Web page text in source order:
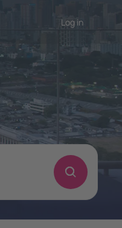
Log in